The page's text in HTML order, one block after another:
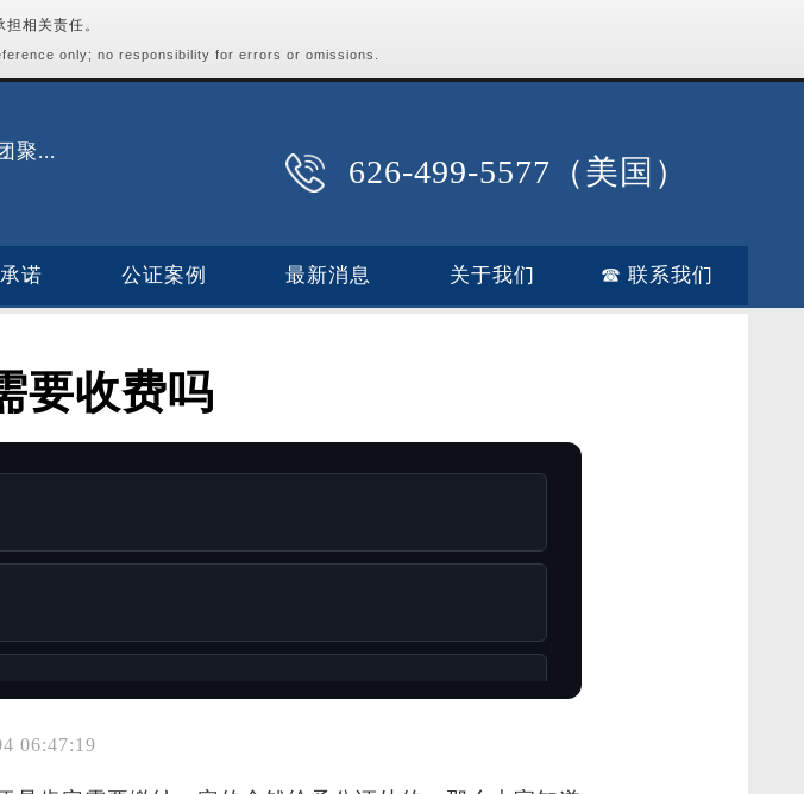
相关责任。
only; no responsibility for errors or omissions.
626-499-5577（美国）
聚...
诺 公证案例 最新消息 关于我们 ☎ 联系我们
要收费吗
喜欢
06:47:19